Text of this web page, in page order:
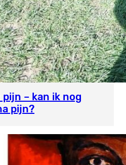
– kan ik nog
pijn?